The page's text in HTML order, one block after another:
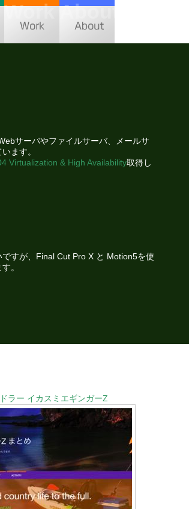
Work About
サーバやファイルサーバ、メールサ
ます。
Virtualization & High Availability取得し
ですが、Final Cut Pro X と Motion5を使
。
ラー イカスミエギンガーZ